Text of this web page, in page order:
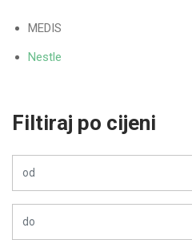
MEDIS
Nestle
Filtiraj po cijeni